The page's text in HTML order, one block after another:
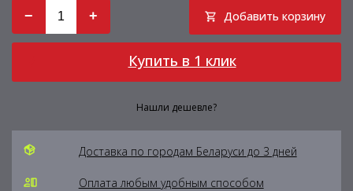
− + Добавить корзину
Купить в 1 клик
Нашли дешевле?
Доставка по городам Беларуси до 3 дней
Оплата любым удобным способом